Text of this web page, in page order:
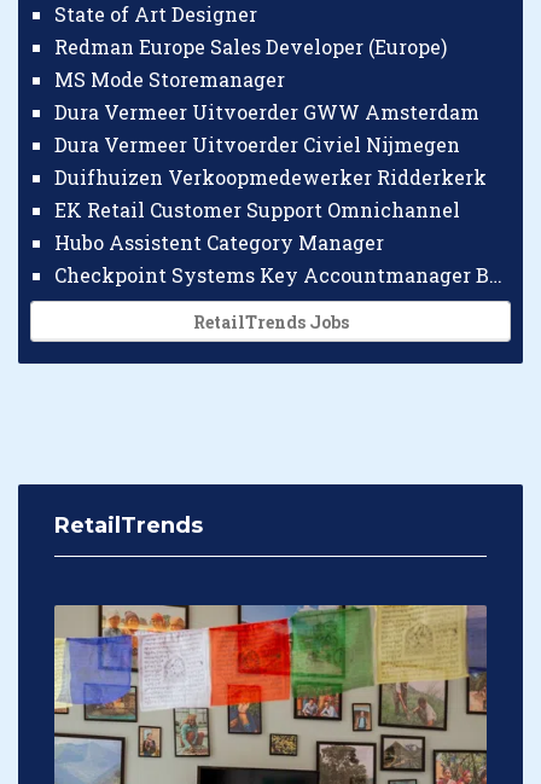
State of Art Designer
Redman Europe Sales Developer (Europe)
MS Mode Storemanager
Dura Vermeer Uitvoerder GWW Amsterdam
Dura Vermeer Uitvoerder Civiel Nijmegen
Duifhuizen Verkoopmedewerker Ridderkerk
EK Retail Customer Support Omnichannel
Hubo Assistent Category Manager
Checkpoint Systems Key Accountmanager Benelux
RetailTrends Jobs
RetailTrends